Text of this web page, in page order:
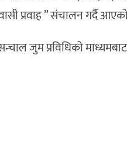
प्रवाह ” संचालन गर्दै
जुम प्रविधिको